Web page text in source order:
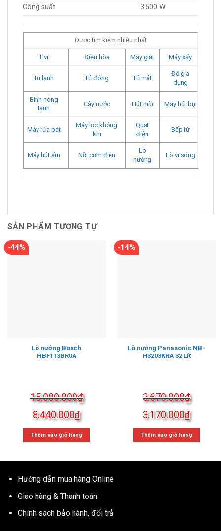
Công suất
3.500 W
Được tìm kiếm nhiều nhất
Tivi Điều hòa Máy giặt Máy sấy
Tủ lạnh Tủ đông Tủ mát
Đồ gia
dụng
Bình nóng
lạnh
Cây nước Hút mùi Máy hút bụi
Máy rửa bát
Máy lọc không
khí
Quạt
điện
Bếp từ
Máy hút ẩm Nồi cơm điện
Lò
nướng
Lò vi sóng
SẢN PHẨM TƯƠNG TỰ
-44%
Lò nướng Bosch
HBF113BR0A
15.000.000₫
Giá
gốc
là:
15.000.000₫.
8.440.000₫Giá
hiện
tại
là:
8.440.000₫.
Thêm vào giỏ hàng
-14%
Lò nướng Panasonic NB-
H3203KRA 32 Lít
3.670.000₫
Giá
gốc
là:
3.670.000₫.
3.170.000₫Giá
hiện
tại
là:
Thêm vào giỏ hàng
Hướng dẫn mua hàng Online
Giao hàng & Thanh toán
Chính sách bảo hành, đổi trả